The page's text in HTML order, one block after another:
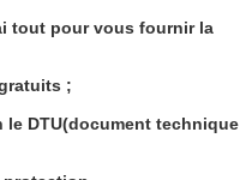
tout pour vous fournir la
;
le DTU(document technique